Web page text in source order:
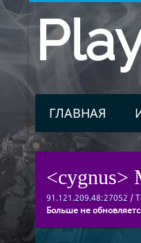
ГЛАВНАЯ
<cygnus>
91.121.209.48:27052 /
Больше не